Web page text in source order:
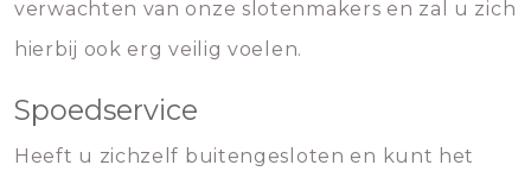
verwachten van onze slotenmakers en zal u zich
hierbij ook erg veilig voelen.
Spoedservice
Heeft u zichzelf buitengesloten en kunt het